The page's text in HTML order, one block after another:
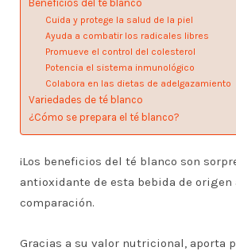
Beneficios del té blanco
Cuida y protege la salud de la piel
Ayuda a combatir los radicales libres
Promueve el control del colesterol
Potencia el sistema inmunológico
Colabora en las dietas de adelgazamiento
Variedades de té blanco
¿Cómo se prepara el té blanco?
¡Los beneficios del té blanco son
antioxidante de esta bebida de
comparación.
Gracias a su valor nutricional, aporta